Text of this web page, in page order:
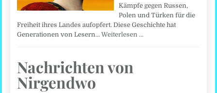
Kämpfe gegen Russen,
Polen und Türken für die
Freiheit ihres Landes aufopfert. Diese Geschichte hat
Generationen von Lesern…Weiterlesen …
Nachrichten von
Nirgendwo